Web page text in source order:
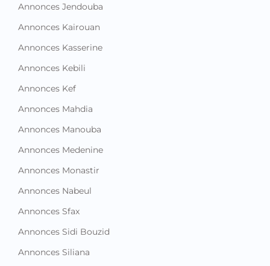
Annonces Jendouba
Annonces Kairouan
Annonces Kasserine
Annonces Kebili
Annonces Kef
Annonces Mahdia
Annonces Manouba
Annonces Medenine
Annonces Monastir
Annonces Nabeul
Annonces Sfax
Annonces Sidi Bouzid
Annonces Siliana